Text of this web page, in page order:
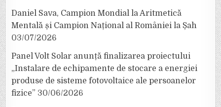
Daniel Sava, Campion Mondial la Aritmetică
Mentală și Campion Național al României la Șah
03/07/2026
Panel Volt Solar anunță finalizarea proiectului
„Instalare de echipamente de stocare a energiei
produse de sisteme fotovoltaice ale persoanelor
fizice” 30/06/2026